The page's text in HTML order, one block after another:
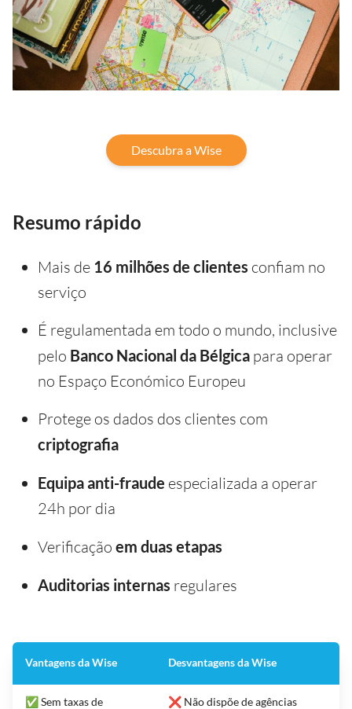
Descubra a Wise
Resumo rápido
Mais de 16 milhões de clientes confiam no
serviço
É regulamentada em todo o mundo, inclusive
pelo Banco Nacional da Bélgica para operar
no Espaço Económico Europeu
Protege os dados dos clientes com
criptografia
Equipa anti-fraude especializada a operar
24h por dia
Verificação em duas etapas
Auditorias internas regulares
Vantagens da Wise Desvantagens da Wise
✅ Sem taxas de
❌ Não dispõe de agências